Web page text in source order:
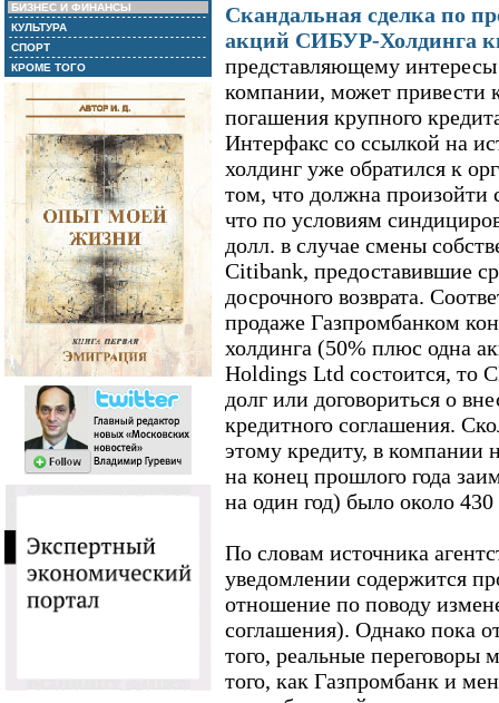
БИЗНЕС И ФИНАНСЫ
КУЛЬТУРА
СПОРТ
КРОМЕ ТОГО
Скандальная сделка по
акций СИБУР-Холдинга
представляющему
компании, может привести
погашения крупного
Интерфакс со ссылкой на
холдинг уже обратился к
том, что должна произойти
что по условиям
долл. в случае смены
Citibank, предоставившие
досрочного возврата.
продаже Газпромбанком
холдинга (50% плюс одна
Holdings Ltd состоится, то
долг или договориться о
кредитного соглашения.
этому кредиту, в компании
на конец прошлого года
на один год) было около
По словам источника
уведомлении содержится
отношение по поводу
соглашения). Однако пока
того, реальные переговоры
того, как Газпромбанк и